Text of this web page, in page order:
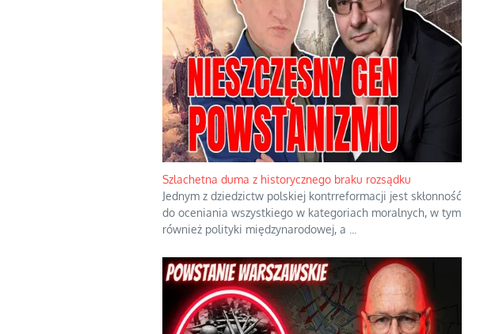
Szlachetna duma z historycznego braku rozsądku
Jednym z dziedzictw polskiej kontrreformacji jest skłonność
do oceniania wszystkiego w kategoriach moralnych, w tym
również polityki międzynarodowej, a